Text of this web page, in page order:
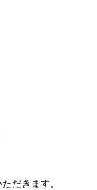
だきます。